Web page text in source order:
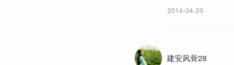
2014-04-29
建安风骨28